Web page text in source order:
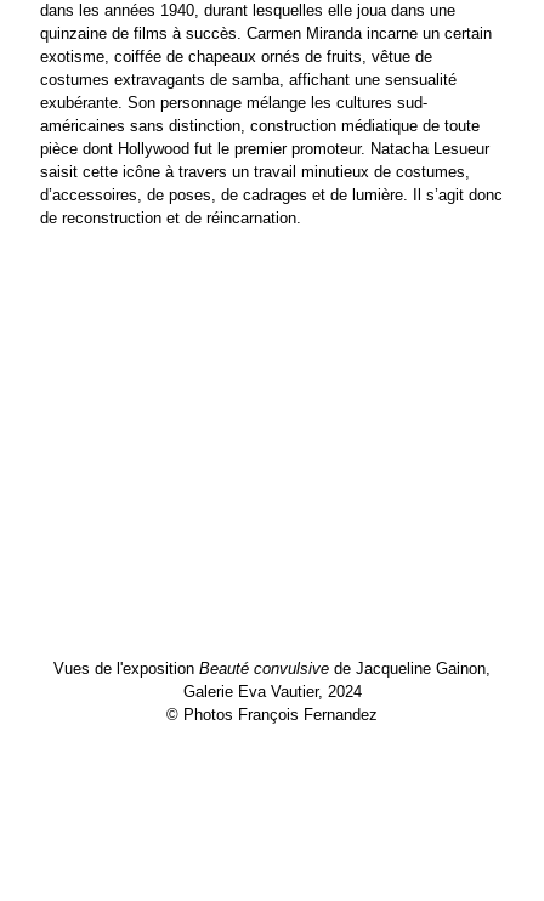
dans les années 1940, durant lesquelles elle joua dans une
quinzaine de films à succès. Carmen Miranda incarne un certain
exotisme, coiffée de chapeaux ornés de fruits, vêtue de
costumes extravagants de samba, affichant une sensualité
exubérante. Son personnage mélange les cultures sud-
américaines sans distinction, construction médiatique de toute
pièce dont Hollywood fut le premier promoteur. Natacha Lesueur
saisit cette icône à travers un travail minutieux de costumes,
d’accessoires, de poses, de cadrages et de lumière. Il s’agit donc
de reconstruction et de réincarnation.
Vues de l'exposition Beauté convulsive de Jacqueline Gainon,
Galerie Eva Vautier, 2024
© Photos François Fernandez